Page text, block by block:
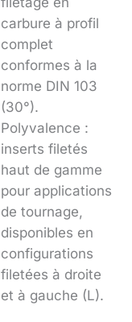
carbure à profil
complet
conformes à la
norme DIN 103
(30°).
Polyvalence :
inserts filetés
haut de gamme
pour applications
de tournage,
disponibles en
configurations
filetées à droite
et à gauche (L).